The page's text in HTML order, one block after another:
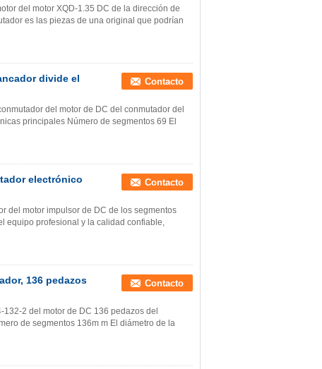
del motor XQD-1.35 DC de la dirección de
es las piezas de una original que podrían
divide el
Contacto
del motor de DC del conmutador del
principales Número de segmentos 69 El
electrónico
Contacto
del motor impulsor de DC de los segmentos
equipo profesional y la calidad confiable,
136 pedazos
Contacto
2 del motor de DC 136 pedazos del
de segmentos 136m m El diámetro de la